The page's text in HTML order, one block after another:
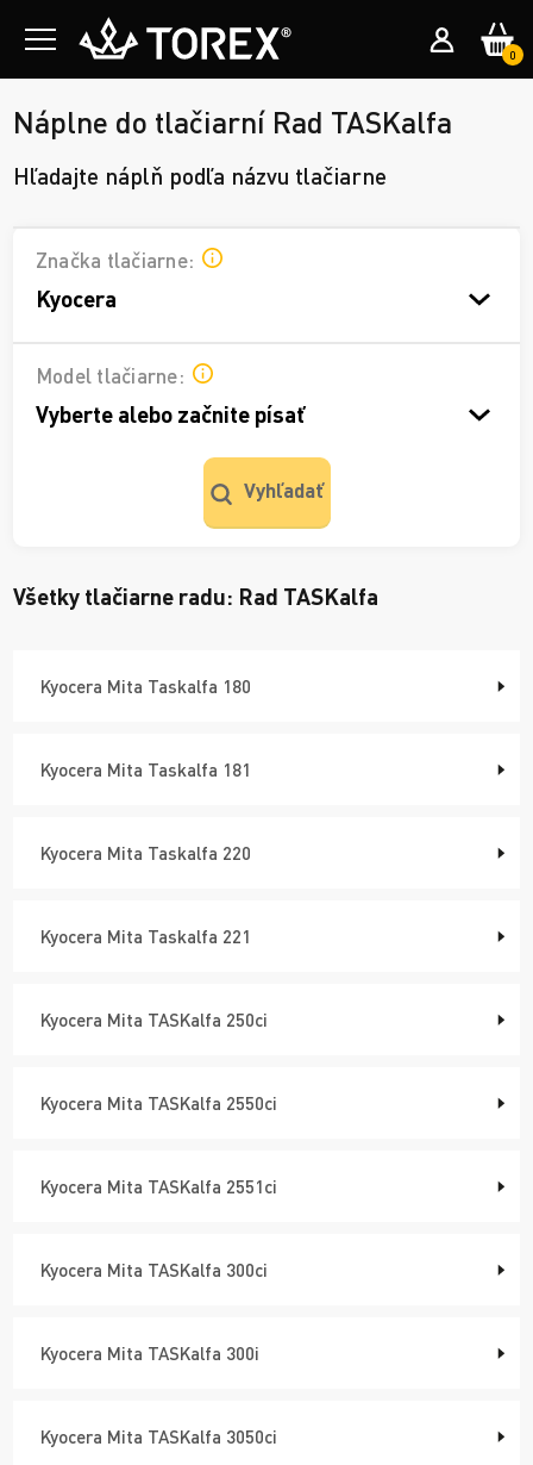
0
Náplne do tlačiarní Rad TASKalfa
Hľadajte náplň podľa názvu tlačiarne
Značka tlačiarne:
Kyocera
Model tlačiarne:
Vyberte alebo začnite písať
Vyhľadať
Všetky tlačiarne radu: Rad TASKalfa
Kyocera Mita Taskalfa 180
Kyocera Mita Taskalfa 181
Kyocera Mita Taskalfa 220
Kyocera Mita Taskalfa 221
Kyocera Mita TASKalfa 250ci
Kyocera Mita TASKalfa 2550ci
Kyocera Mita TASKalfa 2551ci
Kyocera Mita TASKalfa 300ci
Kyocera Mita TASKalfa 300i
Kyocera Mita TASKalfa 3050ci